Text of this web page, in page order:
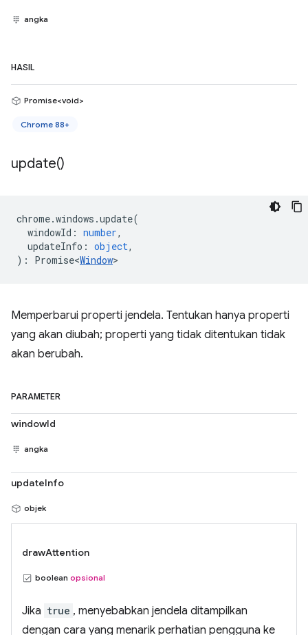
angka
HASIL
Promise<void>
Chrome 88+
update()
chrome.windows .update(
windowId : number,
updateInfo : object,
) : Promise<Window>
Memperbarui properti jendela. Tentukan hanya properti
yang akan diubah; properti yang tidak ditentukan tidak
akan berubah.
PARAMETER
windowId
angka
updateInfo
objek
drawAttention
boolean opsional
Jika true , menyebabkan jendela ditampilkan
dengan cara yang menarik perhatian pengguna ke